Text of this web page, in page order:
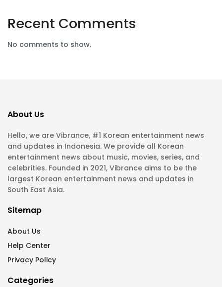
Recent Comments
No comments to show.
About Us
Hello, we are Vibrance, #1 Korean entertainment news
and updates in Indonesia. We provide all Korean
entertainment news about music, movies, series, and
celebrities. Founded in 2021, Vibrance aims to be the
largest Korean entertainment news and updates in
South East Asia.
Sitemap
About Us
Help Center
Privacy Policy
Categories